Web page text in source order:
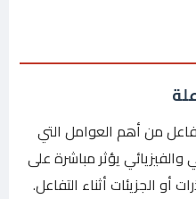
من أهم العوامل التي
والفيزيائي يؤثر مباشرة على
أو الجزيئات أثناء التفاعل.